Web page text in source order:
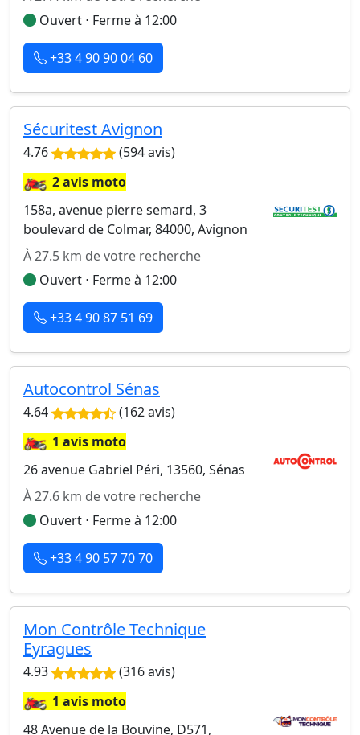
Ouvert ⋅ Ferme à 12:00
+33 4 90 90 04 60
Sécuritest Avignon
4.76 (594 avis)
🏍️2 avis moto
158a, avenue pierre semard, 3
boulevard de Colmar, 84000, Avignon
À 27.5 km de votre recherche
Ouvert ⋅ Ferme à 12:00
+33 4 90 87 51 69
Autocontrol Sénas
4.64 (162 avis)
🏍️1 avis moto
26 avenue Gabriel Péri, 13560, Sénas
À 27.6 km de votre recherche
Ouvert ⋅ Ferme à 12:00
+33 4 90 57 70 70
Mon Contrôle Technique
Eyragues
4.93 (316 avis)
🏍️1 avis moto
48 Avenue de la Bouvine, D571,